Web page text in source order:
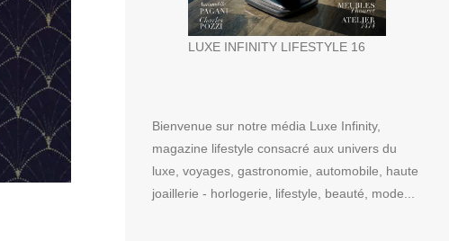
LUXE INFINITY LIFESTYLE 16
Bienvenue sur notre média Luxe Infinity,
magazine lifestyle consacré aux univers du
luxe, voyages, gastronomie, automobile, haute
joaillerie - horlogerie, lifestyle, beauté, mode...